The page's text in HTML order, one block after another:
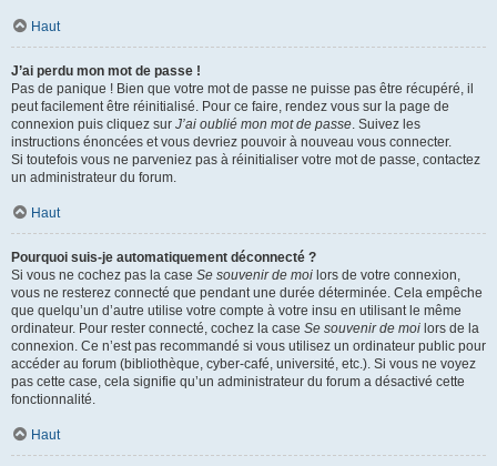
Haut
J’ai perdu mon mot de passe !
Pas de panique ! Bien que votre mot de passe ne puisse pas être récupéré, il
peut facilement être réinitialisé. Pour ce faire, rendez vous sur la page de
connexion puis cliquez sur J’ai oublié mon mot de passe. Suivez les
instructions énoncées et vous devriez pouvoir à nouveau vous connecter.
Si toutefois vous ne parveniez pas à réinitialiser votre mot de passe, contactez
un administrateur du forum.
Haut
Pourquoi suis-je automatiquement déconnecté ?
Si vous ne cochez pas la case Se souvenir de moi lors de votre connexion,
vous ne resterez connecté que pendant une durée déterminée. Cela empêche
que quelqu’un d’autre utilise votre compte à votre insu en utilisant le même
ordinateur. Pour rester connecté, cochez la case Se souvenir de moi lors de la
connexion. Ce n’est pas recommandé si vous utilisez un ordinateur public pour
accéder au forum (bibliothèque, cyber-café, université, etc.). Si vous ne voyez
pas cette case, cela signifie qu’un administrateur du forum a désactivé cette
fonctionnalité.
Haut